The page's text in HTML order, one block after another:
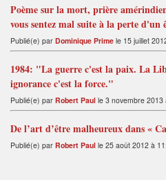
Poème sur la mort, prière
vous sentez mal suite à la perte d'un
Publié(e) par Dominique Prime le 15 juillet
1984: "La guerre c'est la paix. La
ignorance c'est la force."
Publié(e) par Robert Paul le 3 novembre 2013
De l’art d’être malheureux dans «
Publié(e) par Robert Paul le 25 août 2012 à